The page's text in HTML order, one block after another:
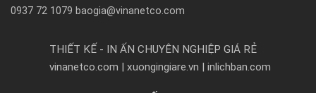
0937 72 1079 baogia@vinanetco.com
THIẾT KẾ - IN ẤN CHUYÊN NGHIỆP GIÁ RẺ
vinanetco.com | xuongingiare.vn | inlichban.com